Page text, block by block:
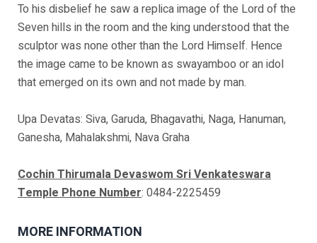
To his disbelief he saw a replica image of the Lord of the
Seven hills in the room and the king understood that the
sculptor was none other than the Lord Himself. Hence
the image came to be known as swayamboo or an idol
that emerged on its own and not made by man.
Upa Devatas: Siva, Garuda, Bhagavathi, Naga, Hanuman,
Ganesha, Mahalakshmi, Nava Graha
Cochin Thirumala Devaswom Sri Venkateswara
Temple Phone Number: 0484-2225459
MORE INFORMATION